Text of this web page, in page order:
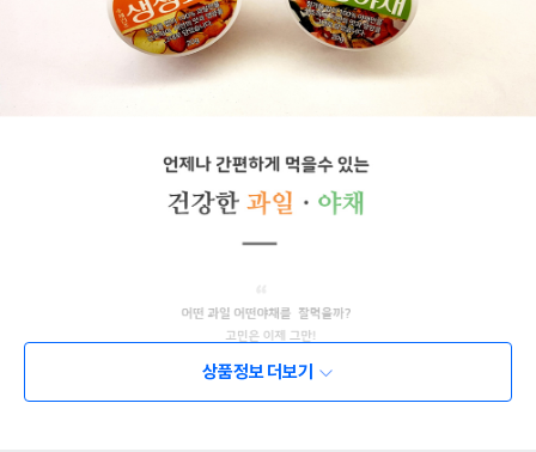
상품정보 더보기